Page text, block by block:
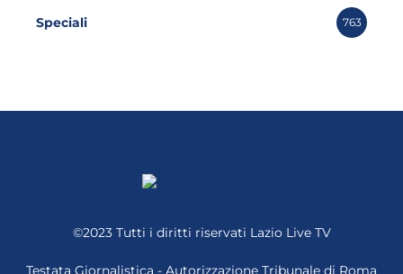
Speciali 763
©2023 Tutti i diritti riservati Lazio Live TV
Testata Giornalistica - Autorizzazione Tribunale di Roma